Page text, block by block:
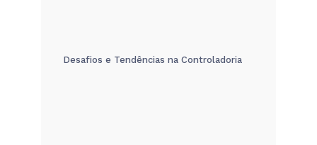
Desafios e Tendências na Controladoria